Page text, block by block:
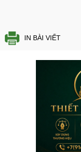
IN BÀI VIẾT